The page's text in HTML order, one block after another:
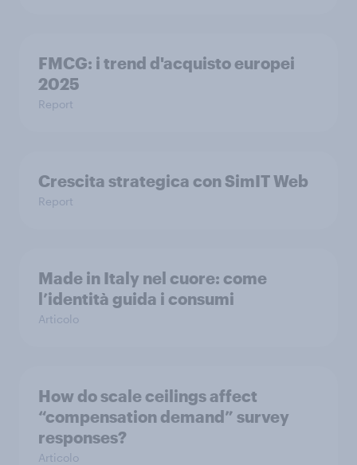
FMCG: i trend d'acquisto europei
2025
Report
Crescita strategica con SimIT Web
Report
Made in Italy nel cuore: come
l’identità guida i consumi
Articolo
How do scale ceilings affect
“compensation demand” survey
responses?
Articolo